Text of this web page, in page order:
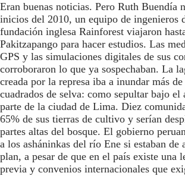
Eran buenas noticias. Pero Ruth Buendía
inicios del 2010, un equipo de ingenieros
fundación inglesa Rainforest viajaron
Pakitzapango para hacer estudios. Las
GPS y las simulaciones digitales de sus
corroboraron lo que ya sospechaban. La
creada por la represa iba a inundar más
cuadrados de selva: como sepultar bajo el
parte de la ciudad de Lima. Diez
65% de sus tierras de cultivo y serían
partes altas del bosque. El gobierno
a los asháninkas del río Ene si estaban de
plan, a pesar de que en el país existe una
previa y convenios internacionales que